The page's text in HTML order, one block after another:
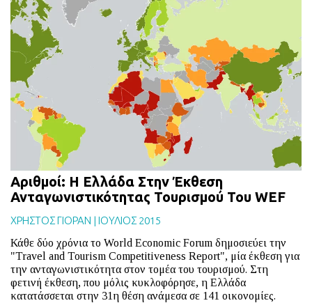
Αριθμοί: Η Ελλάδα Στην Έκθεση
Ανταγωνιστικότητας Τουρισμού Του WEF
ΧΡΗΣΤΟΣ ΓΙΟΡΑΝ | ΙΟΥΛΙΟΣ 2015
Κάθε δύο χρόνια το World Economic Forum δημοσιεύει την
"Travel and Tourism Competitiveness Report", μία έκθεση για
την ανταγωνιστικότητα στον τομέα του τουρισμού. Στη
φετινή έκθεση, που μόλις κυκλοφόρησε, η Ελλάδα
κατατάσσεται στην 31η θέση ανάμεσα σε 141 οικονομίες.